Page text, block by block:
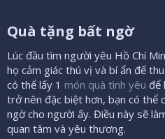
Quà tặng bất ngờ​
Lúc đầu tìm người yêu Hồ Chí
họ cảm giác thú vị và bí ẩn để
có thể lấy 1 món quà tình yêu để
trở nên đặc biệt hơn, bạn có thể
ngờ cho người ấy. Điều này sẽ
quan tâm và yêu thương.